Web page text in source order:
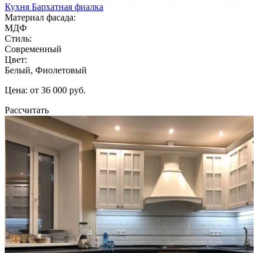
Кухня Бархатная фиалка
Материал фасада:
МДФ
Стиль:
Современный
Цвет:
Белый, Фиолетовый
Цена: от 36 000 руб.
Рассчитать